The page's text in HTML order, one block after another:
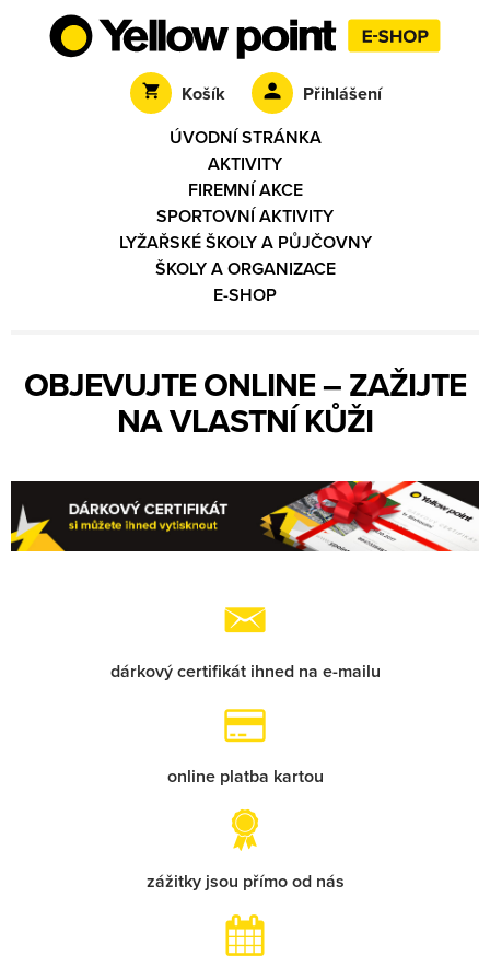
Košík
Přihlášení
ÚVODNÍ STRÁNKA
AKTIVITY
FIREMNÍ AKCE
SPORTOVNÍ AKTIVITY
LYŽAŘSKÉ ŠKOLY A PŮJČOVNY
ŠKOLY A ORGANIZACE
E-SHOP
OBJEVUJTE ONLINE – ZAŽIJTE
NA VLASTNÍ KŮŽI
dárkový certifikát ihned na e-mailu
online platba kartou
zážitky jsou přímo od nás